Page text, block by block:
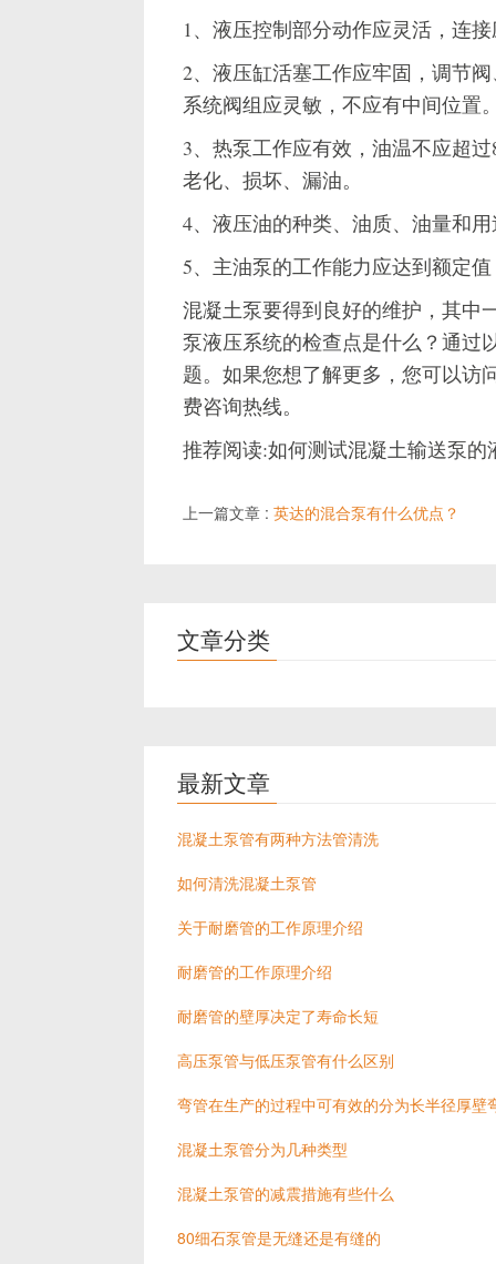
1、液压控制部分动作应灵活，连
2、液压缸活塞工作应牢固，调节
系统阀组应灵敏，不应有中间位置
3、热泵工作应有效，油温不应超
老化、损坏、漏油。
4、液压油的种类、油质、油量和
5、主油泵的工作能力应达到额定
混凝土泵要得到良好的维护，其中
泵液压系统的检查点是什么？通过
题。如果您想了解更多，您可以访
费咨询热线。
推荐阅读:如何测试混凝土输送泵的
上一篇文章 : 英达的混合泵有什么优点？
文章分类
最新文章
混凝土泵管有两种方法管清洗
如何清洗混凝土泵管
关于耐磨管的工作原理介绍
耐磨管的工作原理介绍
耐磨管的壁厚决定了寿命长短
高压泵管与低压泵管有什么区别
弯管在生产的过程中可有效的分为长半径厚壁
混凝土泵管分为几种类型
混凝土泵管的减震措施有些什么
80细石泵管是无缝还是有缝的